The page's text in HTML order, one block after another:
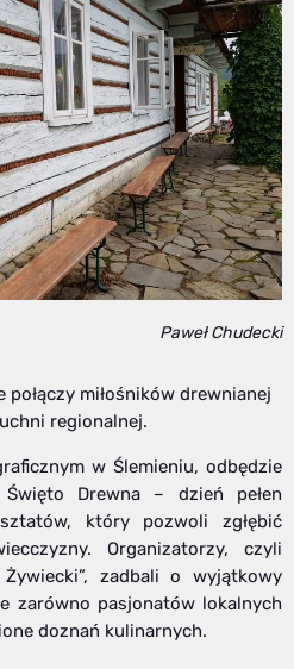
Paweł Chudecki
miłośników drewnianej
regionalnej.
w Ślemieniu, odbędzie
Drewna – dzień pełen
który pozwoli zgłębić
Organizatorzy, czyli
zadbali o wyjątkowy
zarówno pasjonatów lokalnych
doznań kulinarnych.